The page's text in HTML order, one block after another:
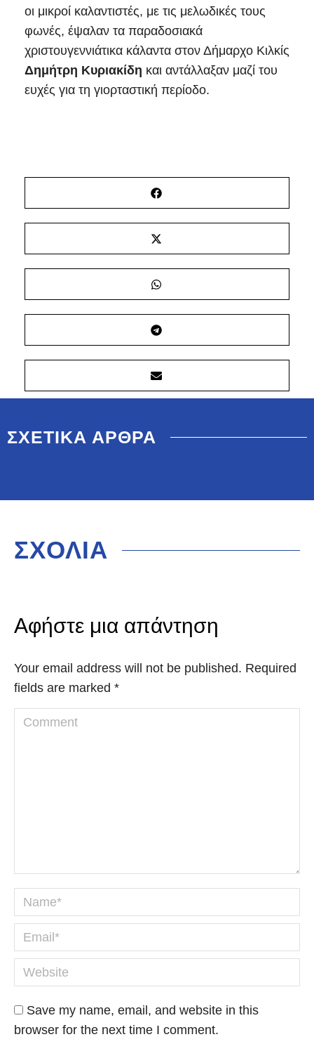
οι μικροί καλαντιστές, με τις μελωδικές τους
φωνές, έψαλαν τα παραδοσιακά
χριστουγεννιάτικα κάλαντα στον Δήμαρχο Κιλκίς
Δημήτρη Κυριακίδη και αντάλλαξαν μαζί του
ευχές για τη γιορταστική περίοδο.
ΣΧΕΤΙΚΑ ΑΡΘΡΑ
ΣΧΟΛΙΑ
Αφήστε μια απάντηση
Your email address will not be published. Required
fields are marked *
Comment
Name *
Email *
Website
Save my name, email, and website in this
browser for the next time I comment.